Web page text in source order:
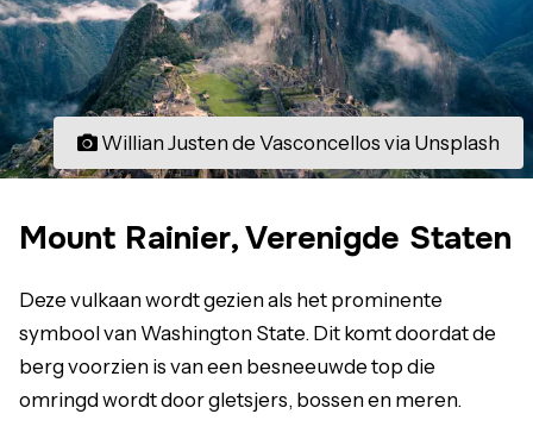
Willian Justen de Vasconcellos via Unsplash
Mount Rainier, Verenigde Staten
Deze vulkaan wordt gezien als het prominente
symbool van Washington State. Dit komt doordat de
berg voorzien is van een besneeuwde top die
omringd wordt door gletsjers, bossen en meren.